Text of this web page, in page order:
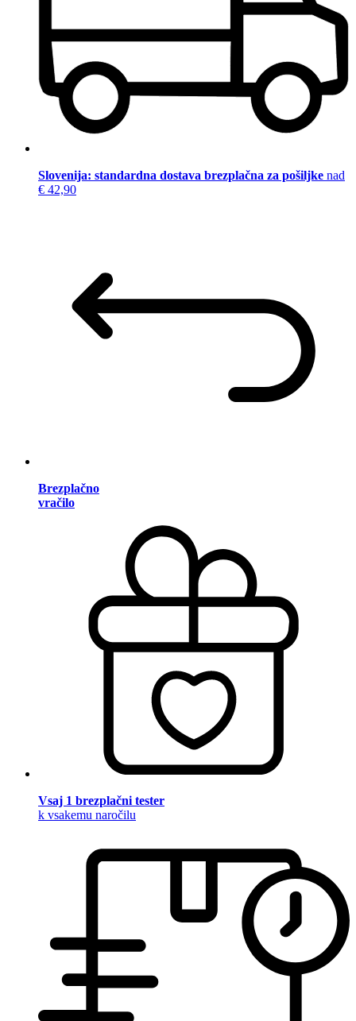
Slovenija: standardna dostava brezplačna za pošiljke nad
€ 42,90
Brezplačno
vračilo
Vsaj 1 brezplačni tester
k vsakemu naročilu